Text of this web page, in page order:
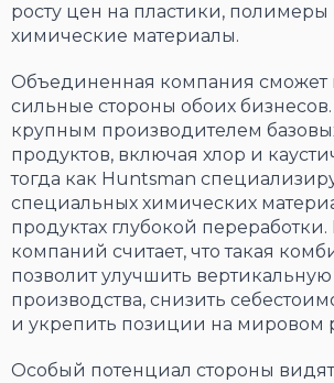
росту цен на пластики,
химические материалы.
Объединенная компания сможет
сильные стороны обоих бизнесов.
крупным производителем
продуктов, включая хлор и
тогда как Huntsman
специальных химических
продуктах глубокой переработки.
компаний считает, что такая
позволит улучшить
производства, снизить
и укрепить позиции на мировом
Особый потенциал стороны